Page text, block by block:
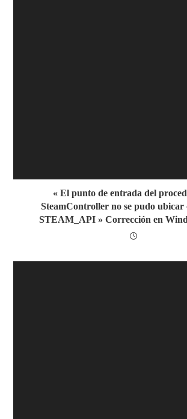
« El punto de entrada del
SteamController no se pudo
STEAM_API » Corrección en